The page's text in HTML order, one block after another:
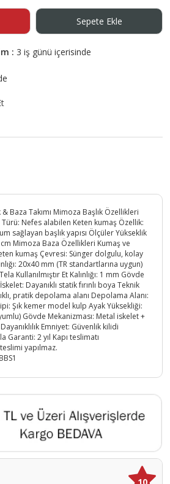
Sepete Ekle
: 3 iş günü içerisinde
Baza Takımı Mimoza Başlık Özellikleri
Nefes alabilen Keten kumaş Özellik:
sağlayan başlık yapısı Ölçüler Yükseklik
Mimoza Baza Özellikleri Kumaş ve
kumaş Çevresi: Sünger dolgulu, kolay
20x40 mm (TR standartlarına uygun)
Kullanılmıştır Et Kalınlığı: 1 mm Gövde
Dayanıklı statik fırınlı boya Teknik
pratik depolama alanı Depolama Alanı:
Şık kemer model kulp Ayak Yüksekliği:
Gövde Mekanizması: Metal iskelet +
Emniyet: Güvenlik kilidi
Garanti: 2 yıl Kapı teslimatı
yapılmaz.